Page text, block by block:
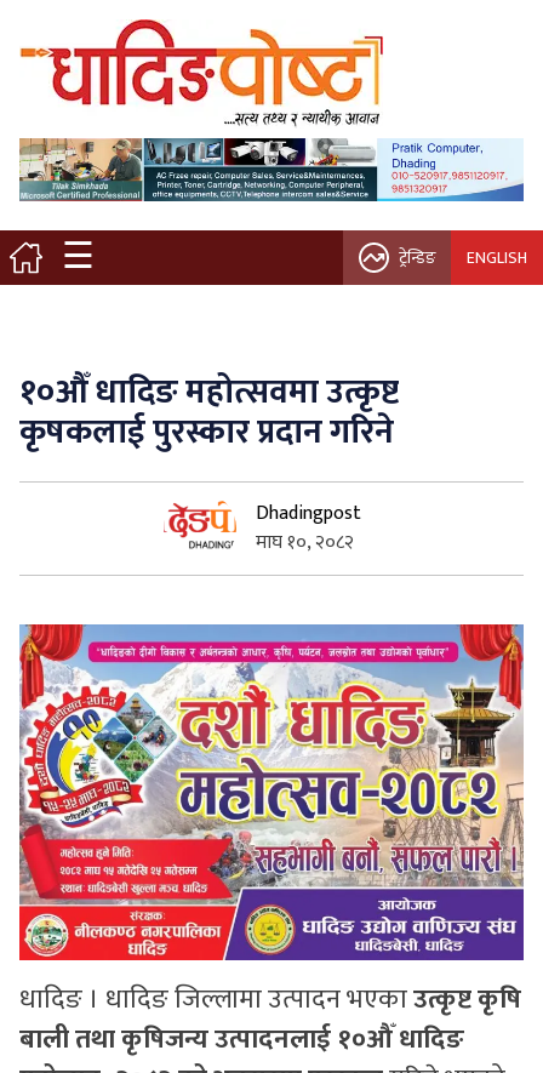
☰
मुख्य पृष्ठ
स्थानीय समाचार
विचार / ब्लग
नगर/गाउँ पालिका
कृषि/सहकारी
साहित्य / संस्कृति
सुचनाहरु
स्वास्थ्य
भिडियो
ट्रेन्डिङ ENGLISH
१०औँ धादिङ महोत्सवमा उत्कृष्ट
कृषकलाई पुरस्कार प्रदान गरिने
Dhadingpost
माघ १०, २०८२
धादिङ । धादिङ जिल्लामा उत्पादन भएकाउत्कृष्ट कृषि
बाली तथा कृषिजन्य उत्पादनलाई १०औँ धादिङ